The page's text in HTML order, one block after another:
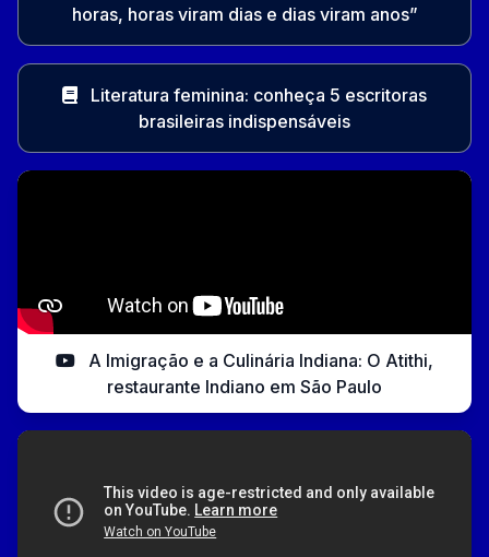
horas, horas viram dias e dias viram anos”
Literatura feminina: conheça 5 escritoras
brasileiras indispensáveis
A Imigração e a Culinária Indiana: O Atithi,
restaurante Indiano em São Paulo